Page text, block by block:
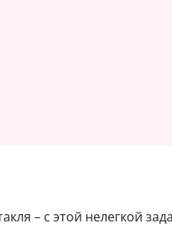
– с этой нелегкой